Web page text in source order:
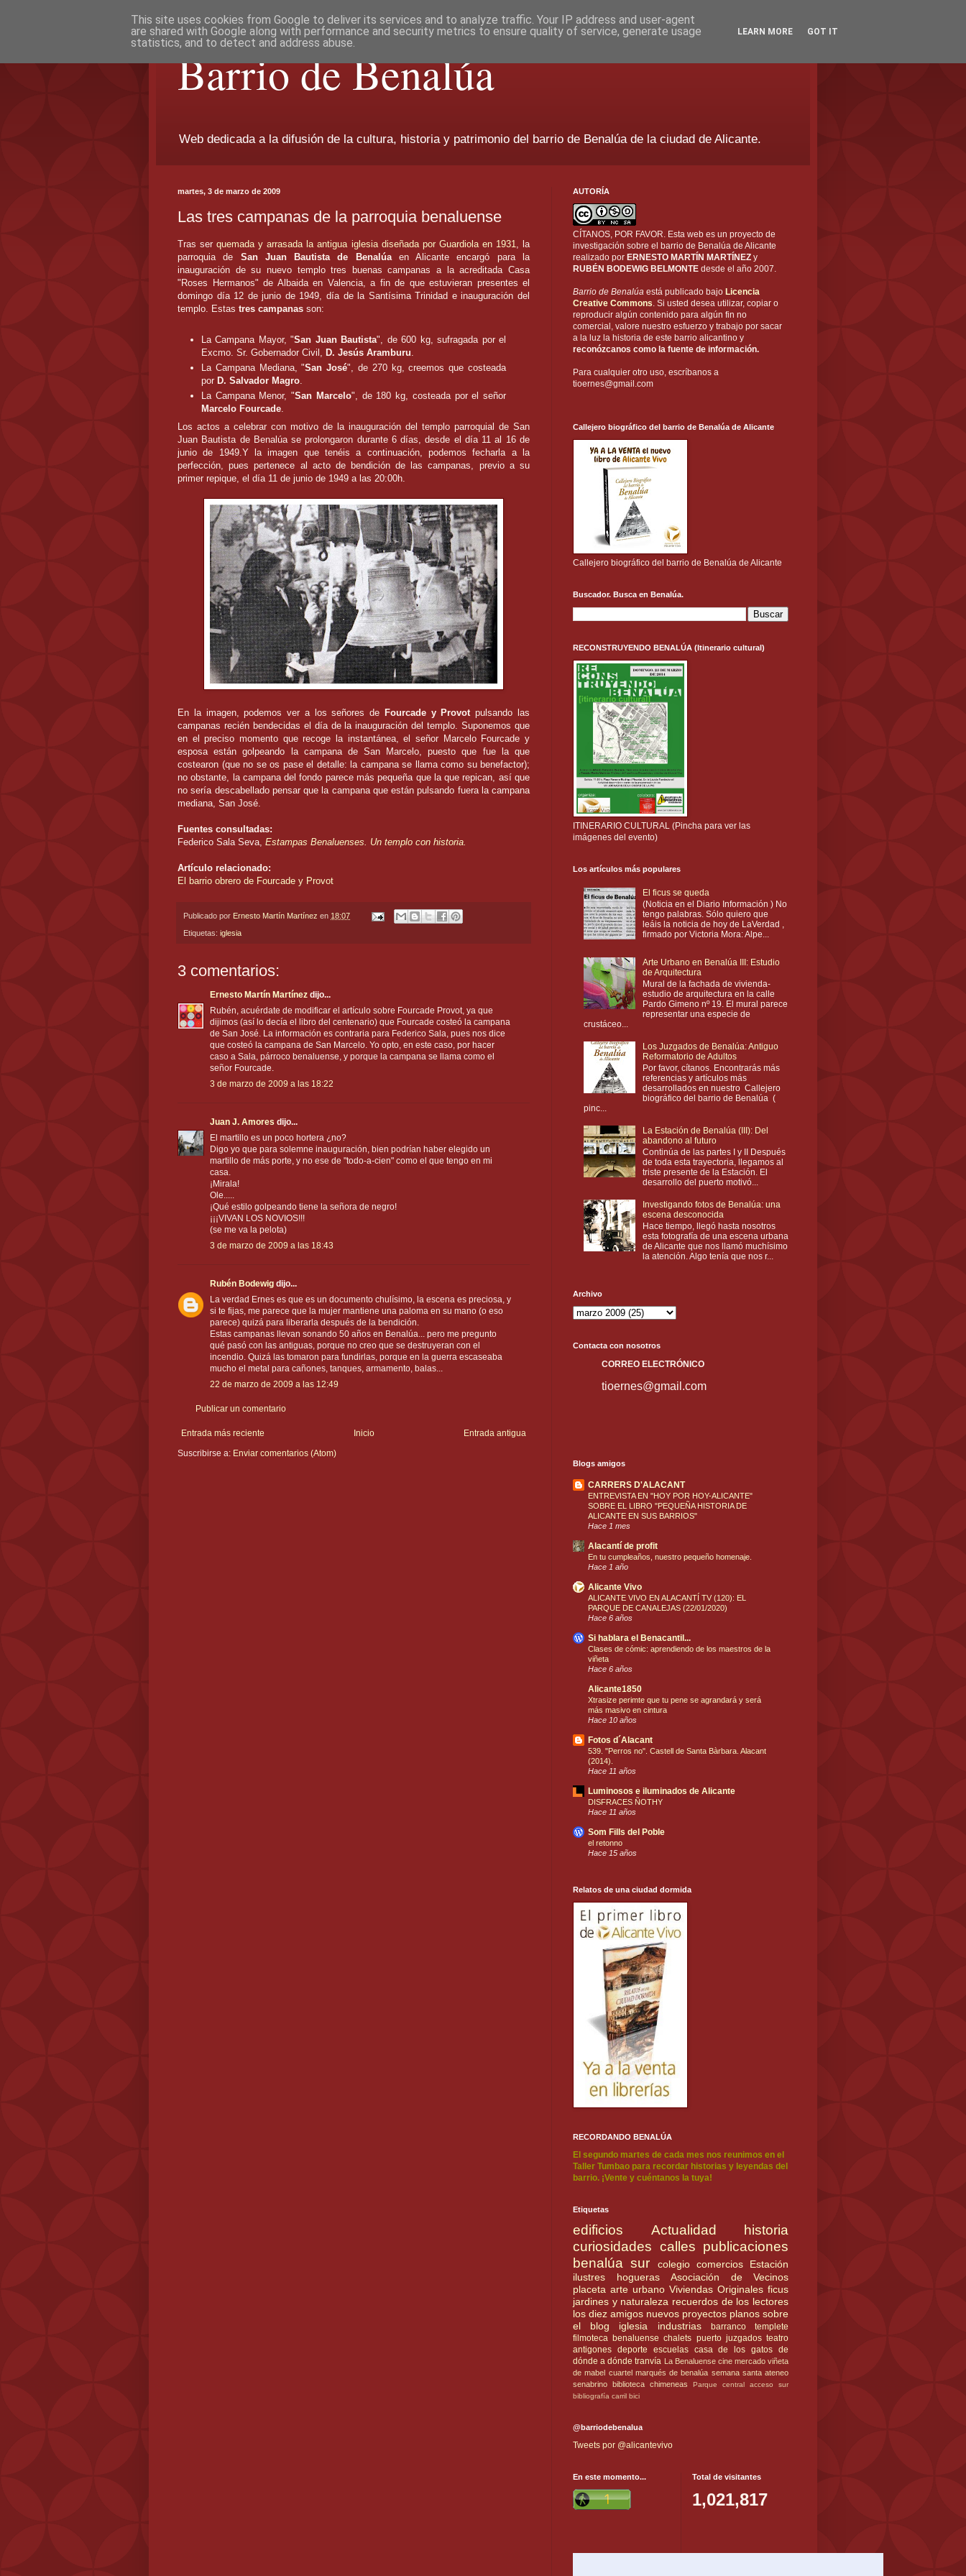
Barrio de Benalúa
Web dedicada a la difusión de la cultura, historia y patrimonio del barrio de Benalúa de la ciudad de Alicante.
martes, 3 de marzo de 2009
Las tres campanas de la parroquia benaluense
Tras serquemada y arrasada la antigua iglesia diseñada por Guardiola en 1931, la
parroquia de San Juan Bautista de Benalúaen Alicante encargó para la
inauguración de su nuevo templo tres buenas campanas a la acreditada Casa
"Roses Hermanos" de Albaida en Valencia, a fin de que estuvieran presentes el
domingo día 12 de junio de 1949, día de la Santísima Trinidad e inauguración del
templo. Estas tres campanas son:
La Campana Mayor, "San Juan Bautista", de 600 kg, sufragada por el
Excmo. Sr. Gobernador Civil, D. Jesús Aramburu
La Campana Mediana, "San José", de 270 kg, creemos que costeada
por D. Salvador Magro
La Campana Menor, "San Marcelo", de 180 kg, costeada por el señor
Marcelo Fourcade.
Los actos a celebrar con motivo de la inauguración del templo parroquial de San
Juan Bautista de Benalúa se prolongaron durante 6 días, desde el día 11 al 16 de
junio de 1949.Y la imagen que tenéis a continuación, podemos fecharla a la
perfección, pues pertenece al acto de bendición de las campanas, previo a su
primer repique, el día 11 de junio de 1949 a las 20:00h.
En la imagen, podemos ver a los señores de Fourcade y Provot pulsando las
campanas recién bendecidas el día de la inauguración del templo. Suponemos que
en el preciso momento que recoge la instantánea, el señor Marcelo Fourcade y
esposa están golpeando la campana de San Marcelo, puesto que fue la que
costearon (que no se os pase el detalle: la campana se llama como su benefactor);
no obstante, la campana del fondo parece más pequeña que la que repican, así que
no sería descabellado pensar que la campana que están pulsando fuera la campana
mediana, San José.
Fuentes consultadas:
Federico Sala Seva, Estampas Benaluenses. Un templo con historia.
Artículo relacionado:
El barrio obrero de Fourcade y Provot
Publicado por Ernesto Martín Martínez en 18:07
Etiquetas: iglesia
3 comentarios:
Ernesto Martín Martínez dijo...
Rubén, acuérdate de modificar el artículo sobre Fourcade Provot, ya que
dijimos (así lo decía el libro del centenario) que Fourcade costeó la campana
de San José. La información es contraria para Federico Sala, pues nos dice
que costeó la campana de San Marcelo. Yo opto, en este caso, por hacer
caso a Sala, párroco benaluense, y porque la campana se llama como el
señor Fourcade.
3 de marzo de 2009 a las 18:22
Juan J. Amores dijo...
El martillo es un poco hortera ¿no?
Digo yo que para solemne inauguración, bien podrían haber elegido un
martillo de más porte, y no ese de "todo-a-cien" como el que tengo en mi
casa.
¡Mirala!
Ole.....
¡Qué estilo golpeando tiene la señora de negro!
¡¡¡VIVAN LOS NOVIOS!!!
(se me va la pelota)
3 de marzo de 2009 a las 18:43
Rubén Bodewig dijo...
La verdad Ernes es que es un documento chulísimo, la escena es preciosa, y
si te fijas, me parece que la mujer mantiene una paloma en su mano (o eso
parece) quizá para liberarla después de la bendición.
Estas campanas llevan sonando 50 años en Benalúa... pero me pregunto
qué pasó con las antiguas, porque no creo que se destruyeran con el
incendio. Quizá las tomaron para fundirlas, porque en la guerra escaseaba
mucho el metal para cañones, tanques, armamento, balas...
22 de marzo de 2009 a las 12:49
Publicar un comentario
Entrada más reciente Entrada antigua
Inicio
Suscribirse a: Enviar comentarios (Atom)
AUTORÍA
CÍTANOS, POR FAVOR. Esta web es un proyecto de
investigación sobre el barrio de Benalúa de Alicante
realizado por ERNESTO MARTÍN MARTÍNEZ y
RUBÉN BODEWIG BELMONTE desde el año 2007.
Barrio de Benalúa está publicado bajo Licencia
Creative Commons. Si usted desea utilizar, copiar o
reproducir algún contenido para algún fin no
comercial, valore nuestro esfuerzo y trabajo por sacar
a la luz la historia de este barrio alicantino y
reconózcanos como la fuente de información.
Para cualquier otro uso, escríbanos a
tioernes@gmail.com
Callejero biográfico del barrio de Benalúa de Alicante
Callejero biográfico del barrio de Benalúa de Alicante
Buscador. Busca en Benalúa.
RECONSTRUYENDO BENALÚA (Itinerario cultural)
ITINERARIO CULTURAL (Pincha para ver las
imágenes del evento)
Los artículos más populares
El ficus se queda
(Noticia en el Diario Información ) No
tengo palabras. Sólo quiero que
leáis la noticia de hoy de LaVerdad ,
firmado por Victoria Mora: Alpe...
Arte Urbano en Benalúa III: Estudio
de Arquitectura
Mural de la fachada de vivienda-
estudio de arquitectura en la calle
Pardo Gimeno nº 19. El mural parece
representar una especie de
crustáceo...
Los Juzgados de Benalúa: Antiguo
Reformatorio de Adultos
Por favor, cítanos. Encontrarás más
referencias y artículos más
desarrollados en nuestro Callejero
biográfico del barrio de Benalúa (
pinc...
La Estación de Benalúa (III): Del
abandono al futuro
Continúa de las partes I y II Después
de toda esta trayectoria, llegamos al
triste presente de la Estación. El
desarrollo del puerto motivó...
Investigando fotos de Benalúa: una
escena desconocida
Hace tiempo, llegó hasta nosotros
esta fotografía de una escena urbana
de Alicante que nos llamó muchísimo
la atención. Algo tenía que nos r...
Archivo
Contacta con nosotros
CORREO ELECTRÓNICO
tioernes@gmail.com
Blogs amigos
CARRERS D'ALACANT
ENTREVISTA EN "HOY POR HOY-ALICANTE"
SOBRE EL LIBRO "PEQUEÑA HISTORIA DE
ALICANTE EN SUS BARRIOS"
Hace 1 mes
Alacantí de profit
En tu cumpleaños, nuestro pequeño homenaje.
Hace 1 año
Alicante Vivo
ALICANTE VIVO EN ALACANTÍ TV (120): EL
PARQUE DE CANALEJAS (22/01/2020)
Hace 6 años
Si hablara el Benacantil...
Clases de cómic: aprendiendo de los maestros de la
viñeta
Hace 6 años
Alicante1850
Xtrasize perimte que tu pene se agrandará y será
más masivo en cintura
Hace 10 años
Fotos d´Alacant
539. "Perros no". Castell de Santa Bàrbara. Alacant
(2014).
Hace 11 años
Luminosos e iluminados de Alicante
DISFRACES ÑOTHY
Hace 11 años
Som Fills del Poble
el retonno
Hace 15 años
Relatos de una ciudad dormida
RECORDANDO BENALÚA
El segundo martes de cada mes nos reunimos en el
Taller Tumbao para recordar historias y leyendas del
barrio. ¡Vente y cuéntanos la tuya!
Etiquetas
edificios Actualidad
historia
curiosidades calles publicaciones
benalúa sur
colegio comercios
Estación
ilustres
hogueras
Asociación de Vecinos
placeta arte urbano Viviendas Originales ficus
jardines y naturaleza recuerdos de los lectores
los diez amigos nuevos proyectos planos sobre
el blog
iglesia industrias barranco
templete
filmoteca benaluense chalets puerto juzgados teatro
antigones deporte escuelas casa de los gatos de
dónde a dónde tranvía La Benaluense cine mercado viñeta
de mabel cuartel marqués de benalúa semana santa ateneo
senabrino biblioteca chimeneas Parque central
acceso sur
bibliografía carril bici
@barriodebenalua
Tweets por @alicantevivo
En este momento... Total de visitantes
1,021,817
This site uses cookies from Google to deliver its services and to analyze traffic. Your IP address and user-agent
are shared with Google along with performance and security metrics to ensure quality of service, generate usage
statistics, and to detect and address abuse.
LEARN MORE GOT IT